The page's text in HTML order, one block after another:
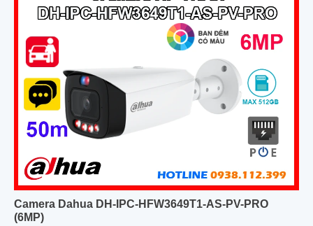
Camera Dahua DH-IPC-HFW3649T1-AS-PV-PRO
(6MP)